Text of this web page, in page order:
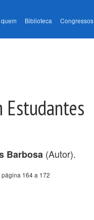
Biblioteca Congressos
Estudantes
Barbosa (Autor).
página 164 a 172